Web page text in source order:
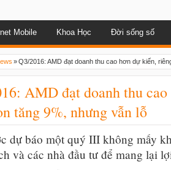
Mobile Khoa Học Đời sống số
»Q3/2016: AMD đạt doanh thu cao hơn dự kiến,
AMD đạt doanh thu
tăng 9%, nhưng vẫn lỗ
dự báo một quý III không mấy
và các nhà đầu tư để mang lại